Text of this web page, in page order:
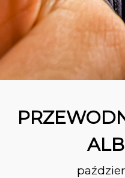
31
PAŹDZIERNIK
Z
26
2023
PAŹDZIERNIK